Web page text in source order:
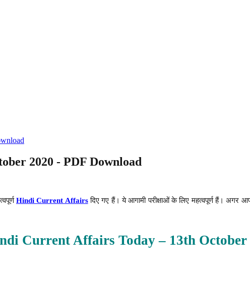
2020 - PDF Download
Hindi Current Affairsदिए गए हैं। ये आगामी परीक्षाओं के लिए महत्वपूर्ण हैं। अगर आप
Current Affairs Today – 13th October